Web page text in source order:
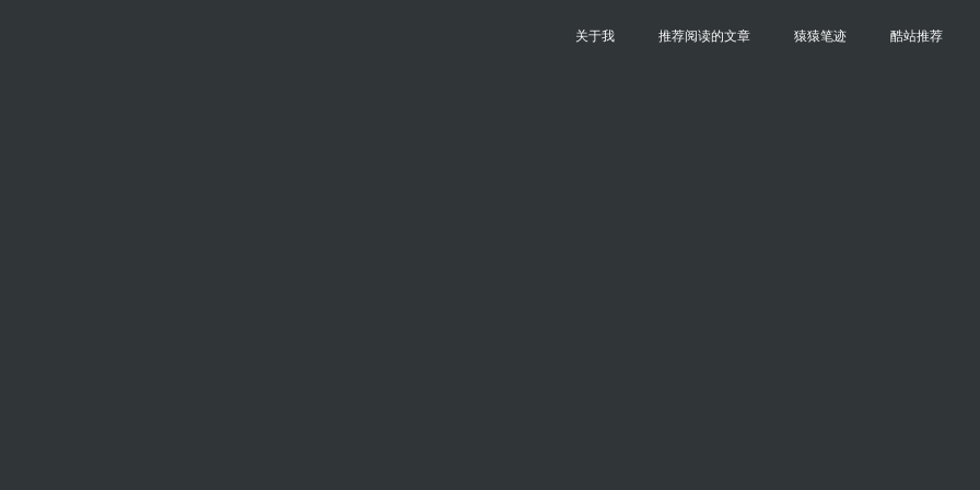
关于我 推荐阅读的文章 猿猿笔迹 酷站推荐